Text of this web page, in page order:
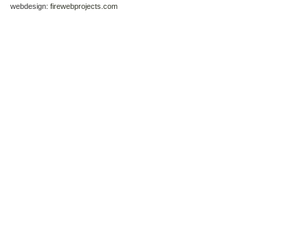
webdesign: firewebprojects.com